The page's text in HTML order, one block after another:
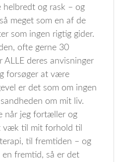
og rask – og
meget som en af de
som ingen rigtig gider.
ofte gerne 30
deres anvisninger
forsøger at være
er det som om ingen
om mit liv.
når jeg fortæller og
væk til mit forhold til
til fremtiden – og
fremtid, så er det